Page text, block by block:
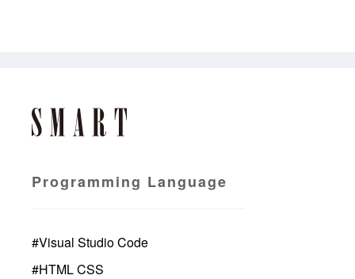
Programming Language
#Visual Studio Code
#HTML CSS